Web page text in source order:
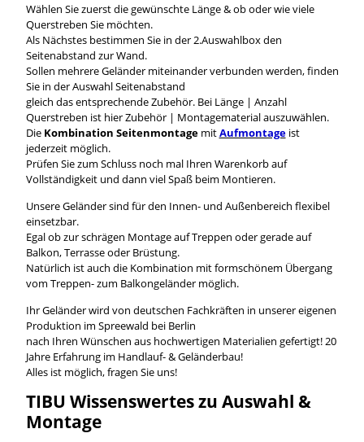
Wählen Sie zuerst die gewünschte Länge & ob oder wie viele
Querstreben Sie möchten.
Als Nächstes bestimmen Sie in der 2.Auswahlbox den
Seitenabstand zur Wand.
Sollen mehrere Geländer miteinander verbunden werden, finden
Sie in der Auswahl Seitenabstand
gleich das entsprechende Zubehör. Bei Länge | Anzahl
Querstreben ist hier Zubehör | Montagematerial auszuwählen.
Die Kombination Seitenmontage mitAufmontageist
jederzeit möglich.
Prüfen Sie zum Schluss noch mal Ihren Warenkorb auf
Vollständigkeit und dann viel Spaß beim Montieren.
Unsere Geländer sind für den Innen- und Außenbereich flexibel
einsetzbar.
Egal ob zur schrägen Montage auf Treppen oder gerade auf
Balkon, Terrasse oder Brüstung.
Natürlich ist auch die Kombination mit formschönem Übergang
vom Treppen- zum Balkongeländer möglich.
Ihr Geländer wird von deutschen Fachkräften in unserer eigenen
Produktion im Spreewald bei Berlin
nach Ihren Wünschen aus hochwertigen Materialien gefertigt! 20
Jahre Erfahrung im Handlauf- & Geländerbau!
Alles ist möglich, fragen Sie uns!
TIBU Wissenswerteszu Auswahl &
Montage